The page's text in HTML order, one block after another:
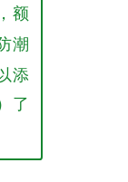
额
潮
添
了